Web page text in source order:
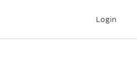
Login